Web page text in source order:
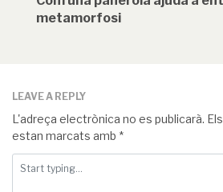
metamorfosi
LEAVE A REPLY
L'adreça electrònica no es publicarà.
estan marcats amb *